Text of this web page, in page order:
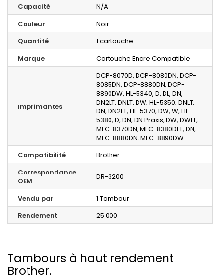
Capacité
N/A
Couleur
Noir
Quantité
1 cartouche
Marque
Cartouche Encre Compatible
Imprimantes
DCP-8070D, DCP-8080DN, DCP-
8085DN, DCP-8880DN, DCP-
8890DW, HL-5340, D, DL, DN,
DN2LT, DNLT, DW, HL-5350, DNLT,
DN, DN2LT, HL-5370, DW, W, HL-
5380, D, DN, DN Praxis, DW, DWLT,
MFC-8370DN, MFC-8380DLT, DN,
MFC-8880DN, MFC-8890DW.
Compatibilité
Brother
Correspondance
OEM
DR-3200
Vendu par
1 Tambour
Rendement
25 000
Tambours à haut rendement
Brother.